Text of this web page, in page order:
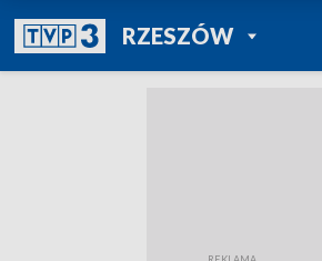
RZESZÓWPOWRÓT DO
TVP REGIONY